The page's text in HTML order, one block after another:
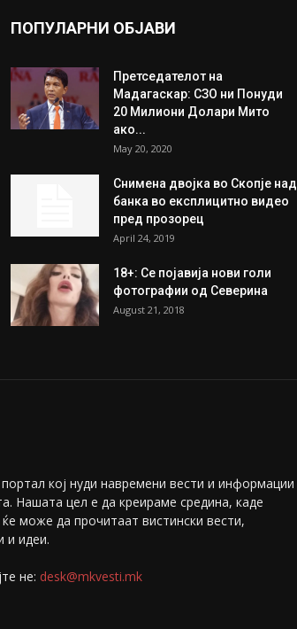
ПОПУЛАРНИ ОБЈАВИ
Претседателот на
Мадагаскар: СЗО ни Понуди
20 Милиони Долари Мито
ако...
May 20, 2020
Снимена двојка во Скопје над
банка во експлицитно видео
пред прозорец
April 24, 2019
18+: Се појавија нови голи
фотографии од Северина
August 21, 2018
коj нуди навремени вести и информации
Нашата цел е да креираме средина, каде
може да прочитаат вистински вести,
и идеи.
не: desk@mkvesti.mk